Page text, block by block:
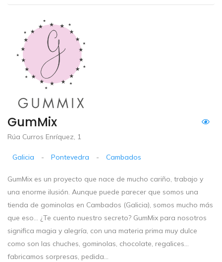
GumMix
Rúa Curros Enríquez, 1
Galicia - Pontevedra - Cambados
GumMix es un proyecto que nace de mucho cariño, trabajo y
una enorme ilusión. Aunque puede parecer que somos una
tienda de gominolas en Cambados (Galicia), somos mucho más
que eso… ¿Te cuento nuestro secreto? GumMix para nosotros
significa magia y alegría, con una materia prima muy dulce
como son las chuches, gominolas, chocolate, regalices…
fabricamos sorpresas, pedida...